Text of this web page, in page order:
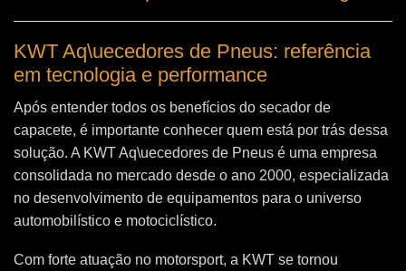
KWT Aq\uecedores de Pneus: referência
em tecnologia e performance
Após entender todos os benefícios do secador de
capacete, é importante conhecer quem está por trás dessa
solução. A KWT Aq\uecedores de Pneus é uma empresa
consolidada no mercado desde o ano 2000, especializada
no desenvolvimento de equipamentos para o universo
automobilístico e motociclístico.
Com forte atuação no motorsport, a KWT se tornou